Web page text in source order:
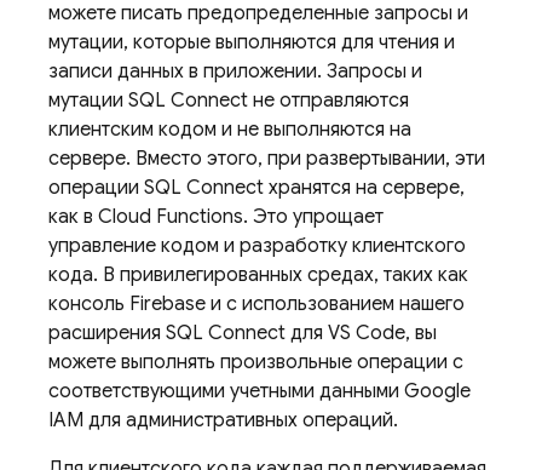
можете писать предопределенные запросы и
мутации, которые выполняются для чтения и
записи данных в приложении. Запросы и
мутации SQL Connect не отправляются
клиентским кодом и не выполняются на
сервере. Вместо этого, при развертывании, эти
операции SQL Connect хранятся на сервере,
как в Cloud Functions. Это упрощает
управление кодом и разработку клиентского
кода. В привилегированных средах, таких как
консоль Firebase и с использованием нашего
расширения SQL Connect для VS Code, вы
можете выполнять произвольные операции с
соответствующими учетными данными Google
IAM для административных операций.